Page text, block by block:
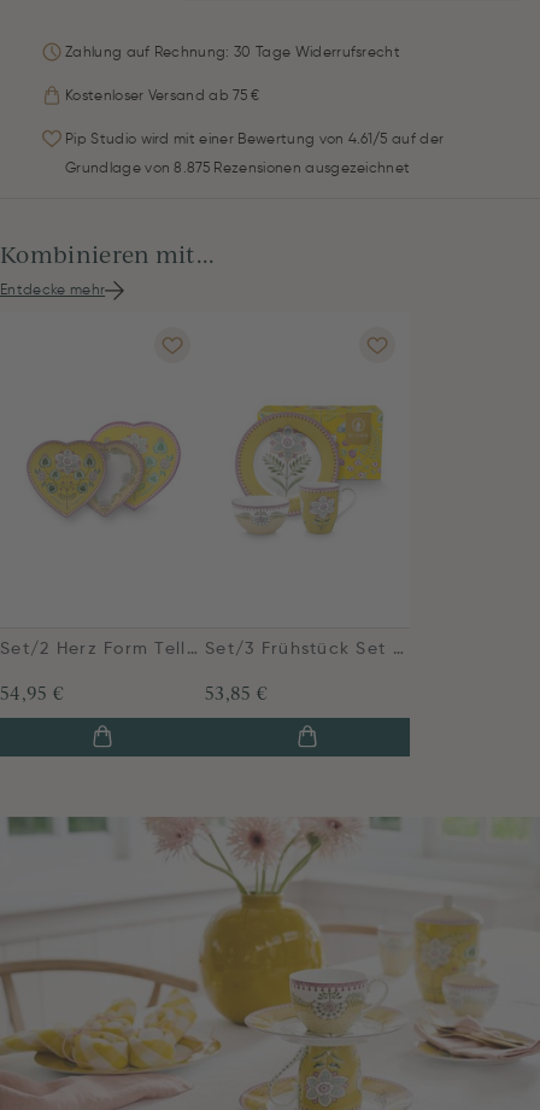
Zahlung auf Rechnung: 30 Tage Widerrufsrecht
Kostenloser Versand ab 75 €
Pip Studio wird mit einer Bewertung von 4.61/5 auf der
Grundlage von 8.875 Rezensionen ausgezeichnet
Kombinieren mit...
Entdecke mehr
Set/2 Herz Form Teller Lily&Lotus Gelb 21.5cm
54,95 €
Set/3 Frühstück Set Lily&Lotus Gelb
53,85 €